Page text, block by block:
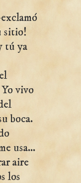
sitio!
tú ya
vivo
boca.
usa...
aire
los